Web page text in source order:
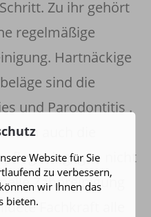
Zu ihr gehört
regelmäßige
Hartnäckige
sind die
und Parodontitis .
auch auch die
dagegen nicht
Zahnreinigung
Fachkraft alle
Website für Sie
zu verbessern,
wir Ihnen das
bieten.